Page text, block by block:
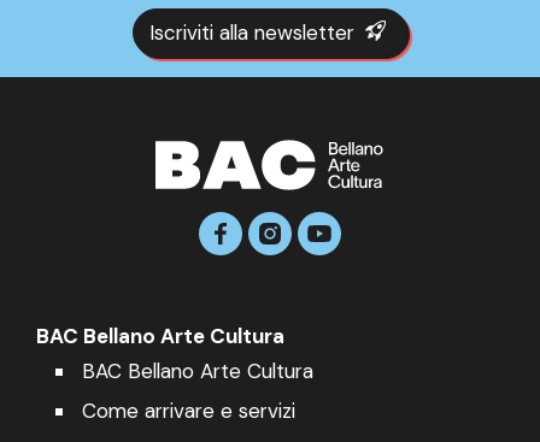
Iscriviti alla newsletter
BAC Bellano Arte Cultura
BAC Bellano Arte Cultura
Come arrivare e servizi